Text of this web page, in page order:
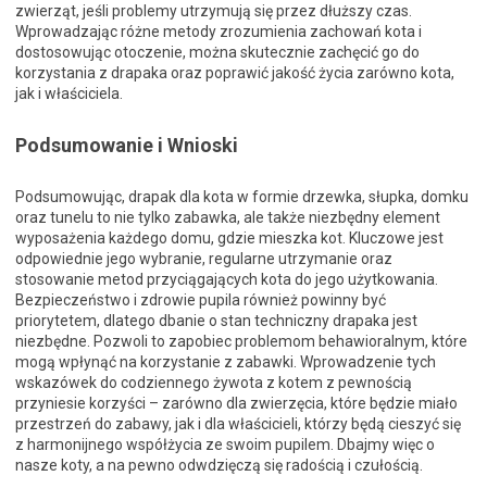
zwierząt, jeśli problemy utrzymują się przez dłuższy czas.
Wprowadzając różne metody zrozumienia zachowań kota i
dostosowując otoczenie, można skutecznie zachęcić go do
korzystania z drapaka oraz poprawić jakość życia zarówno kota,
jak i właściciela.
Podsumowanie i Wnioski
Podsumowując, drapak dla kota w formie drzewka, słupka, domku
oraz tunelu to nie tylko zabawka, ale także niezbędny element
wyposażenia każdego domu, gdzie mieszka kot. Kluczowe jest
odpowiednie jego wybranie, regularne utrzymanie oraz
stosowanie metod przyciągających kota do jego użytkowania.
Bezpieczeństwo i zdrowie pupila również powinny być
priorytetem, dlatego dbanie o stan techniczny drapaka jest
niezbędne. Pozwoli to zapobiec problemom behawioralnym, które
mogą wpłynąć na korzystanie z zabawki. Wprowadzenie tych
wskazówek do codziennego żywota z kotem z pewnością
przyniesie korzyści – zarówno dla zwierzęcia, które będzie miało
przestrzeń do zabawy, jak i dla właścicieli, którzy będą cieszyć się
z harmonijnego współżycia ze swoim pupilem. Dbajmy więc o
nasze koty, a na pewno odwdzięczą się radością i czułością.